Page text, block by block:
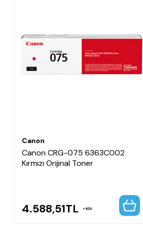
Canon
Canon CRG-075 6363C002
Kırmızı Orijinal Toner
4.588,51TL KDV